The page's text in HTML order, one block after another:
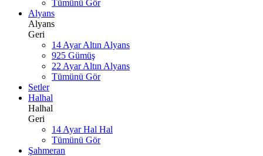
Tümünü Gör
Alyans
Alyans
Geri
14 Ayar Altın Alyans
925 Gümüş
22 Ayar Altın Alyans
Tümünü Gör
Setler
Halhal
Halhal
Geri
14 Ayar Hal Hal
Tümünü Gör
Şahmeran